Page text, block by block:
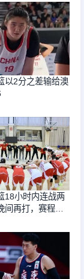
以2分之差输给澳
18小时内连战两
再打，赛程遭